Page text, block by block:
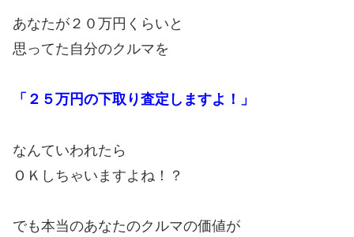
あなたが２０万円くらいと
思ってた自分のクルマを
「２５万円の下取り査定しますよ！」
なんていわれたら
ＯＫしちゃいますよね！？
でも本当のあなたのクルマの価値が